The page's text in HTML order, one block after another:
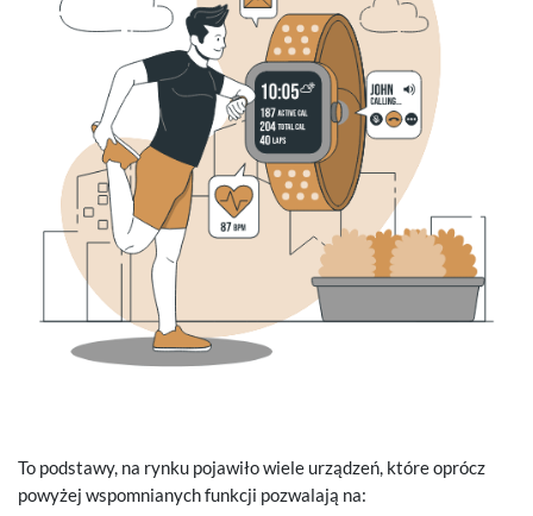
To podstawy, na rynku pojawiło wiele urządzeń, które oprócz
powyżej wspomnianych funkcji pozwalają na: